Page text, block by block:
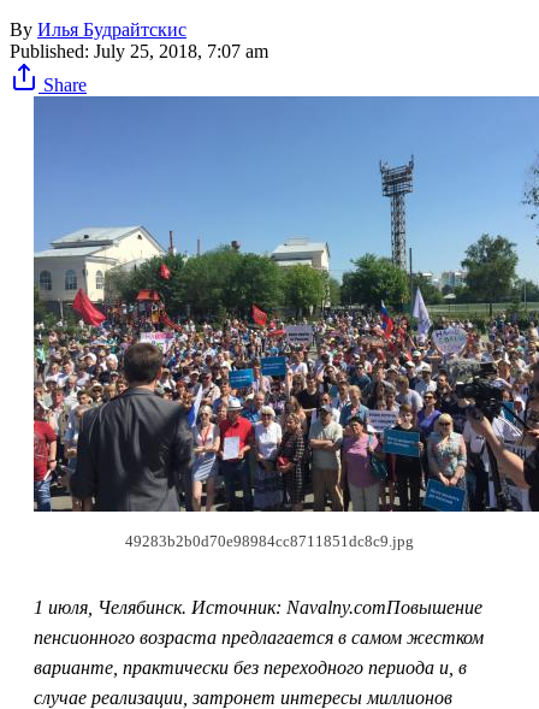
By Илья Будрайтскис
Published: July 25, 2018, 7:07 am
Share
49283b2b0d70e98984cc8711851dc8c9.jpg
1 июля, Челябинск. Источник: Navalny.comПовышение
пенсионного возраста предлагается в самом жестком
варианте, практически без переходного периода и, в
случае реализации, затронет интересы миллионов